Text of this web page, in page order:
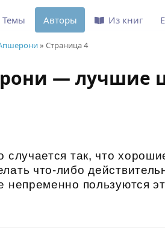
» Страница 4
— лучшие
случается так, что
что-либо
непременно пользуются
Темы Авторы Из книг